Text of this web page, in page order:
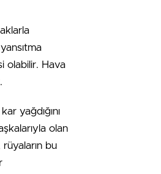
olabilir. Hava
yağdığını
olan
bu